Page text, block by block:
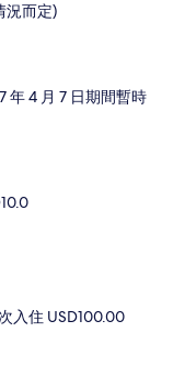
況而定)
年 4 月 7 日期間暫時
入住 USD100.00